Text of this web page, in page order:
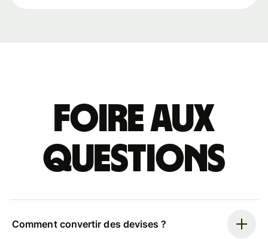
Foire aux
questions
Comment convertir des devises ?